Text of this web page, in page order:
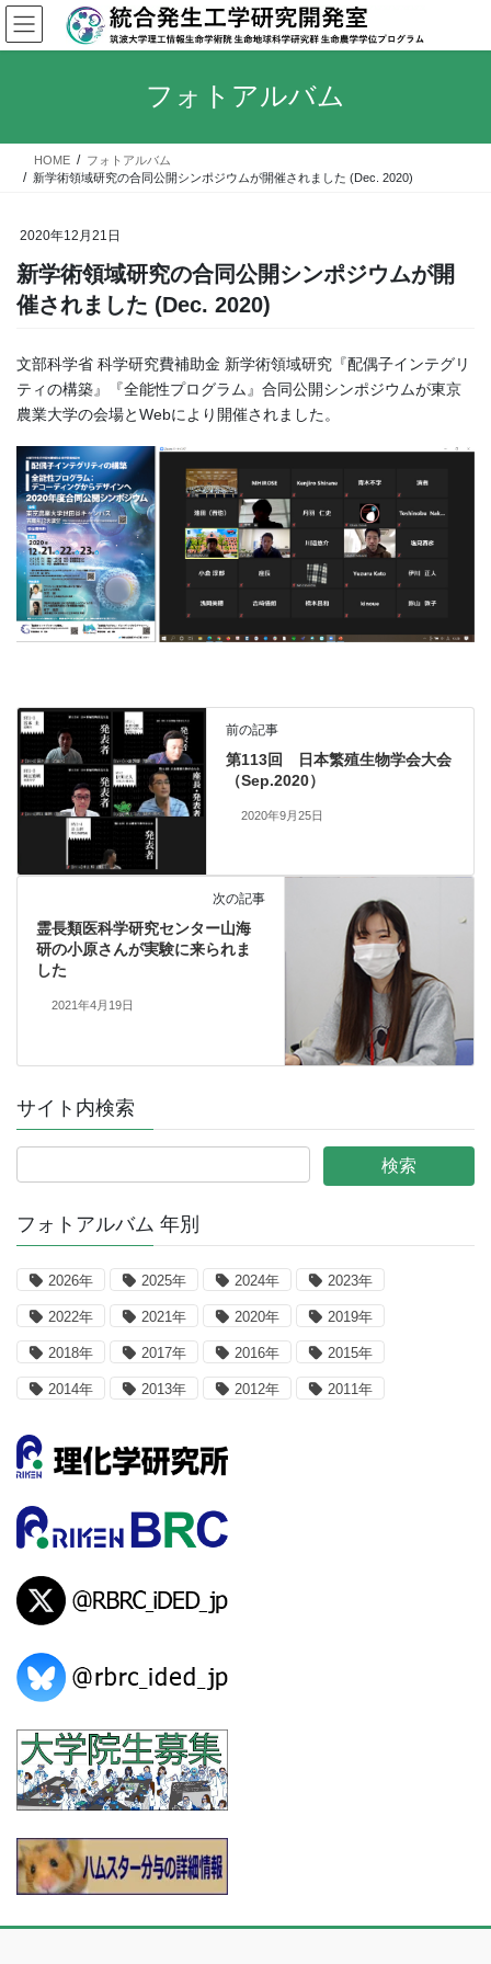
コ
ン
テ
ス
ナ
ビ
ゲ
ン
フォトアルバム
HOME
フォトアルバム
新学術領域研究の合同公開シンポジウムが開催されました (Dec. 2020)
2020年12月21日
新学術領域研究の合同公開シンポジウムが開
催されました (Dec. 2020)
文部科学省 科学研究費補助金 新学術領域研究『配偶子インテグリ
ティの構築』『全能性プログラム』合同公開シンポジウムが東京
農業大学の会場とWebにより開催されました。
前の記事
第113回 日本繁殖生物学会大会
（Sep.2020）
2020年9月25日
次の記事
霊長類医科学研究センター山海
研の小原さんが実験に来られま
した
2021年4月19日
サイト内検索
フォトアルバム 年別
2026年 2025年 2024年 2023年
2022年 2021年 2020年 2019年
2018年 2017年 2016年 2015年
2014年 2013年 2012年 2011年